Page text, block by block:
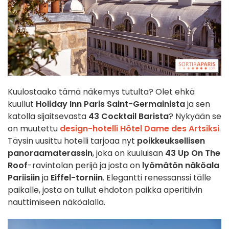
Kuulostaako tämä näkemys tutulta? Olet ehkä
kuullut Holiday Inn Paris Saint-Germainistaja sen
katolla sijaitsevasta 43 Cocktail Barista? Nykyään se
on muutettu design-hotelli Hôtel Dame des Artsiksi.
Täysin uusittu hotelli tarjoaa nyt poikkeuksellisen
panoraamaterassin, joka on kuuluisan 43 Up On The
Roof-ravintolan perijä ja josta on lyömätön näköala
Pariisiinja Eiffel-torniin. Elegantti renessanssi tälle
paikalle, josta on tullut ehdoton paikka aperitiivin
nauttimiseen näköalalla.